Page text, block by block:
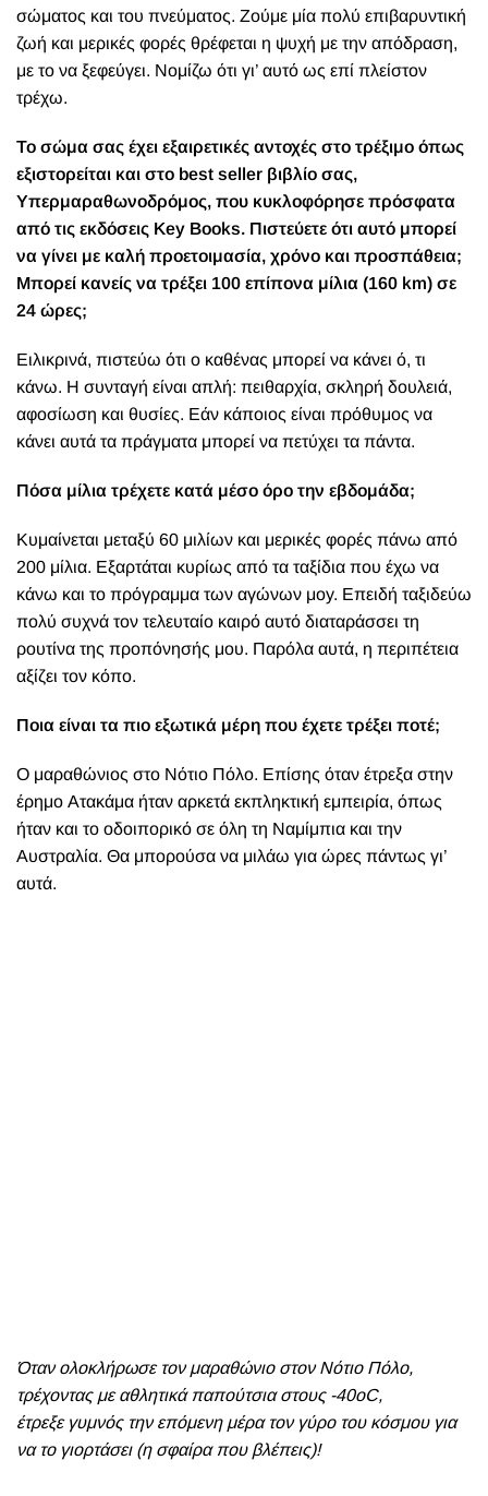
σώματος και του πνεύματος. Ζούμε μία πολύ επιβαρυντική
ζωή και μερικές φορές θρέφεται η ψυχή με την απόδραση,
με το να ξεφεύγει. Νομίζω ότι γι’ αυτό ως επί πλείστον
τρέχω.
Το σώμα σας έχει εξαιρετικές αντοχές στο τρέξιμο όπως
εξιστορείται και στο best seller βιβλίο σας,
Υπερμαραθωνοδρόμος, που κυκλοφόρησε πρόσφατα
από τις εκδόσεις Key Books. Πιστεύετε ότι αυτό μπορεί
να γίνει με καλή προετοιμασία, χρόνο και προσπάθεια;
Μπορεί κανείς να τρέξει 100 επίπονα μίλια (160 km) σε
24 ώρες;
Ειλικρινά, πιστεύω ότι ο καθένας μπορεί να κάνει ό, τι
κάνω. Η συνταγή είναι απλή: πειθαρχία, σκληρή δουλειά,
αφοσίωση και θυσίες. Εάν κάποιος είναι πρόθυμος να
κάνει αυτά τα πράγματα μπορεί να πετύχει τα πάντα.
Πόσα μίλια τρέχετε κατά μέσο όρο την εβδομάδα;
Κυμαίνεται μεταξύ 60 μιλίων και μερικές φορές πάνω από
200 μίλια. Εξαρτάται κυρίως από τα ταξίδια που έχω να
κάνω και το πρόγραμμα των αγώνων μοy. Επειδή ταξιδεύω
πολύ συχνά τον τελευταίο καιρό αυτό διαταράσσει τη
ρουτίνα της προπόνησής μου. Παρόλα αυτά, η περιπέτεια
αξίζει τον κόπο.
Ποια είναι τα πιο εξωτικά μέρη που έχετε τρέξει ποτέ;
Ο μαραθώνιος στο Νότιο Πόλο. Επίσης όταν έτρεξα στην
έρημο Ατακάμα ήταν αρκετά εκπληκτική εμπειρία, όπως
ήταν και το οδοιπορικό σε όλη τη Ναμίμπια και την
Αυστραλία. Θα μπορούσα να μιλάω για ώρες πάντως γι’
αυτά.
Όταν ολοκλήρωσε τον μαραθώνιο στον Νότιο Πόλο,
τρέχοντας με αθλητικά παπούτσια στους -40oC,
έτρεξε γυμνός την επόμενη μέρα τον γύρο του κόσμου για
να το γιορτάσει (η σφαίρα που βλέπεις)!